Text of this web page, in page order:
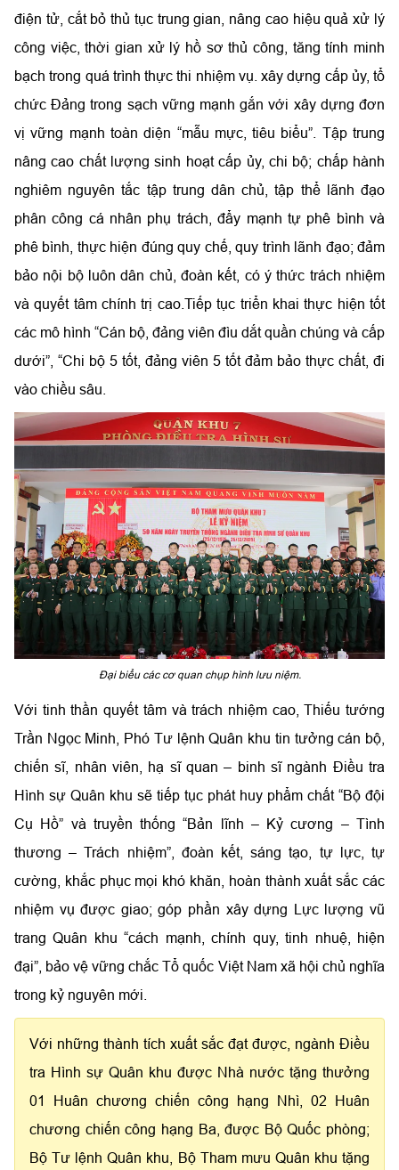
điện tử, cắt bỏ thủ tục trung gian, nâng cao hiệu quả xử lý
công việc, thời gian xử lý hồ sơ thủ công, tăng tính minh
bạch trong quá trình thực thi nhiệm vụ. xây dựng cấp ủy, tổ
chức Đảng trong sạch vững mạnh gắn với xây dựng đơn
vị vững mạnh toàn diện “mẫu mực, tiêu biểu”. Tập trung
nâng cao chất lượng sinh hoạt cấp ủy, chi bộ; chấp hành
nghiêm nguyên tắc tập trung dân chủ, tập thể lãnh đạo
phân công cá nhân phụ trách, đẩy mạnh tự phê bình và
phê bình, thực hiện đúng quy chế, quy trình lãnh đạo; đảm
bảo nội bộ luôn dân chủ, đoàn kết, có ý thức trách nhiệm
và quyết tâm chính trị cao.Tiếp tục triển khai thực hiện tốt
các mô hình “Cán bộ, đảng viên đìu dắt quần chúng và cấp
dưới”, “Chi bộ 5 tốt, đảng viên 5 tốt đảm bảo thực chất, đi
vào chiều sâu.
Đại biểu các cơ quan chụp hình lưu niệm.
Với tinh thần quyết tâm và trách nhiệm cao, Thiếu tướng
Trần Ngọc Minh, Phó Tư lệnh Quân khu tin tưởng cán bộ,
chiến sĩ, nhân viên, hạ sĩ quan – binh sĩ ngành Điều tra
Hình sự Quân khu sẽ tiếp tục phát huy phẩm chất “Bộ đội
Cụ Hồ” và truyền thống “Bản lĩnh – Kỷ cương – Tình
thương – Trách nhiệm”, đoàn kết, sáng tạo, tự lực, tự
cường, khắc phục mọi khó khăn, hoàn thành xuất sắc các
nhiệm vụ được giao; góp phần xây dựng Lực lượng vũ
trang Quân khu “cách mạnh, chính quy, tinh nhuệ, hiện
đại”, bảo vệ vững chắc Tổ quốc Việt Nam xã hội chủ nghĩa
trong kỷ nguyên mới.
Với những thành tích xuất sắc đạt được, ngành Điều
tra Hình sự Quân khu được Nhà nước tặng thưởng
01 Huân chương chiến công hạng Nhì, 02 Huân
chương chiến công hạng Ba, được Bộ Quốc phòng;
Bộ Tư lệnh Quân khu, Bộ Tham mưu Quân khu tặng